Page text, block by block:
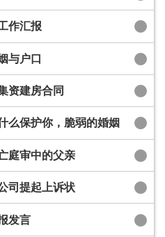
作汇报
与户口
资建房合同
么保护你，脆弱的婚姻
庭审中的父亲
司提起上诉状
发言